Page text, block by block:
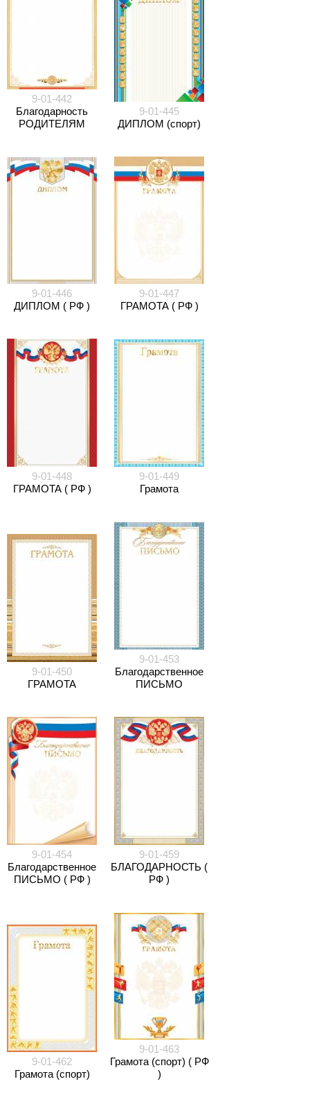
9-01-442
Благодарность
РОДИТЕЛЯМ
9-01-445
ДИПЛОМ (спорт)
9-01-446
ДИПЛОМ ( РФ )
9-01-447
ГРАМОТА ( РФ )
9-01-448
ГРАМОТА ( РФ )
9-01-449
Грамота
9-01-450
ГРАМОТА
9-01-453
Благодарственное
ПИСЬМО
9-01-454
Благодарственное
ПИСЬМО ( РФ )
9-01-459
БЛАГОДАРНОСТЬ (
РФ )
9-01-462
Грамота (спорт)
9-01-463
Грамота (спорт) ( РФ
)